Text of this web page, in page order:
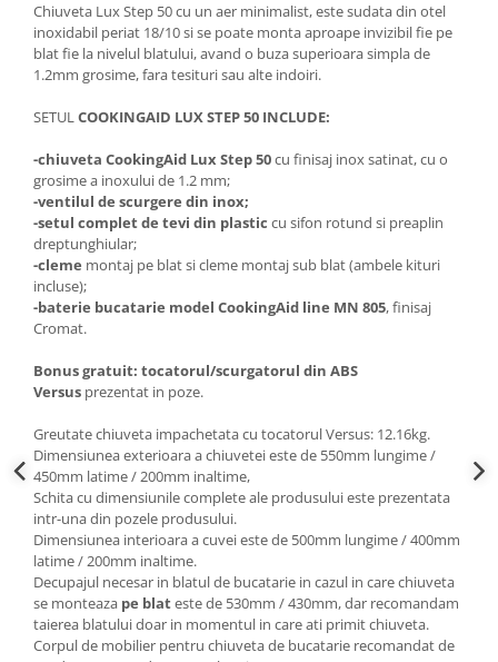
Chiuveta Lux Step 50 cu un aer minimalist, este sudata din otel
inoxidabil periat 18/10 si se poate monta aproape invizibil fie pe
blat fie la nivelul blatului, avand o buza superioara simpla de
1.2mm grosime, fara tesituri sau alte indoiri.
SETULCOOKINGAID LUX STEP 50 INCLUDE:
-chiuveta CookingAid Lux Step 50cu finisaj inox satinat, cu o
grosime a inoxului de 1.2 mm;
-ventilul de scurgere din inox;
-setul complet de tevi din plastic cu sifon rotund si preaplin
dreptunghiular;
-cleme montaj pe blat si cleme montaj sub blat (ambele kituri
incluse);
-baterie bucatarie model CookingAid line MN 805, finisaj
Cromat.
Bonus gratuit: tocatorul/scurgatorul din ABS
Versus prezentat in poze.
Greutate chiuveta impachetata cu tocatorul Versus: 12.16kg.
Dimensiunea exterioara a chiuvetei este de 550mm lungime /
450mm latime / 200mm inaltime,
Schita cu dimensiunile complete ale produsului este prezentata
intr-una din pozele produsului.
Dimensiunea interioara a cuvei este de 500mm lungime / 400mm
latime / 200mm inaltime.
Decupajul necesar in blatul de bucatarie in cazul in care chiuveta
se monteaza pe blateste de 530mm / 430mm, dar recomandam
taierea blatului doar in momentul in care ati primit chiuveta.
Corpul de mobilier pentru chiuveta de bucatarie recomandat de